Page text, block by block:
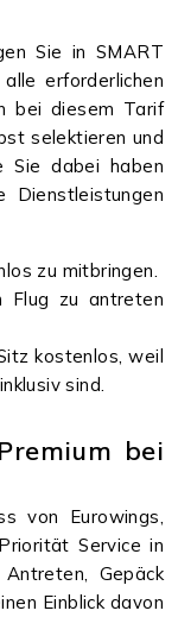
Sie in SMART
erforderlichen
bei diesem Tarif
selektieren und
Sie dabei haben
zu mitbringen.
Flug zu antreten
kostenlos, weil
sind.
bei
von Eurowings,
Service in
Gepäck
Einblick davon